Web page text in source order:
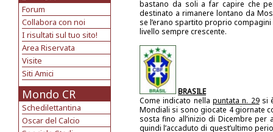
Forum
Collabora con noi
I risultati sul tuo sito!
Area Riservata
Visite
Siti Amici
Mondo CR
Schedilettantina
Oscar del Calcio
bastano da soli a far capire che
destinato a rimanere lontano da
se l’erano spartito proprio
livello sempre crescente.
BRASILE
Come indicato nella puntata n. 29si
Mondiali si sono giocate 4 giornate
sosta fino all’inizio di Dicembre per
quindi l’accaduto di quest’ultimo